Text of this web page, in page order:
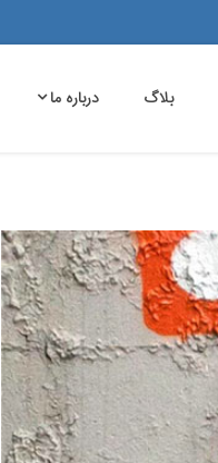
بلاگ درباره ما